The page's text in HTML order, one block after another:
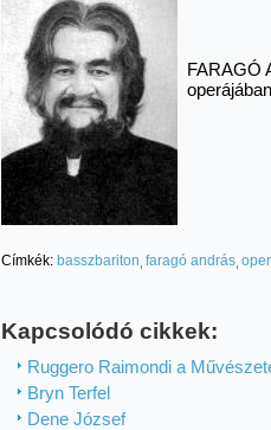
FARAGÓ
operájában
Címkék: basszbariton faragó andrás
Kapcsolódó cikkek:
Ruggero Raimondi a
Bryn Terfel
Dene József